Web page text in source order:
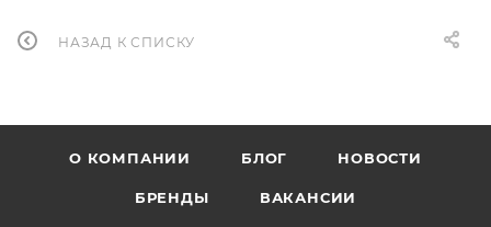
НАЗАД К СПИСКУ
О КОМПАНИИ БЛОГ НОВОСТИ
БРЕНДЫ ВАКАНСИИ